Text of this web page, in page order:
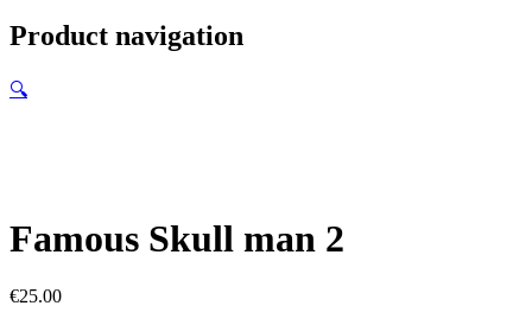
Product navigation
🔍
Famous Skull man 2
€25.00